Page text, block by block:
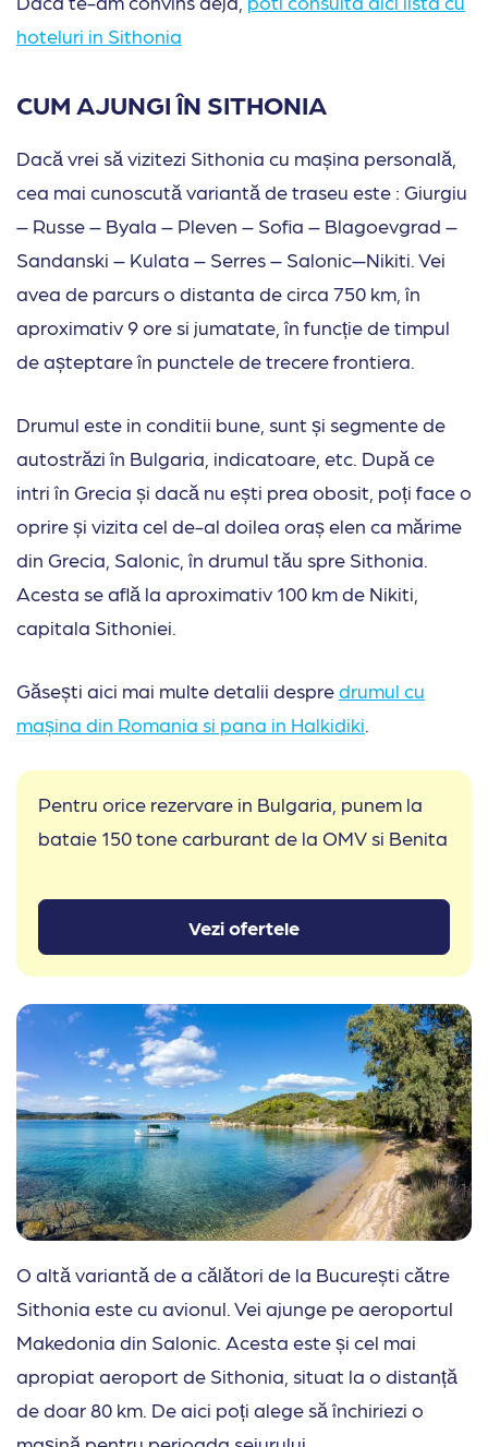
hoteluri in Sithonia
CUM AJUNGI ÎN SITHONIA
Dacă vrei să vizitezi Sithonia cu mașina personală,
cea mai cunoscută variantă de traseu este : Giurgiu
– Russe – Byala – Pleven – Sofia – Blagoevgrad –
Sandanski – Kulata – Serres – Salonic—Nikiti. Vei
avea de parcurs o distanta de circa 750 km, în
aproximativ 9 ore si jumatate, în funcție de timpul
de așteptare în punctele de trecere frontiera.
Drumul este in conditii bune, sunt și segmente de
autostrăzi în Bulgaria, indicatoare, etc. După ce
intri în Grecia și dacă nu ești prea obosit, poți face o
oprire și vizita cel de-al doilea oraș elen ca mărime
din Grecia, Salonic, în drumul tău spre Sithonia.
Acesta se află la aproximativ 100 km de Nikiti,
capitala Sithoniei.
Găsești aici mai multe detalii despredrumul cu
mașina din Romania si pana in Halkidiki
Pentru orice rezervare in Bulgaria, punem la
bataie 150 tone carburant de la OMV si Benita
Vezi ofertele
O altă variantă de a călători de la București către
Sithonia este cu avionul. Vei ajunge pe aeroportul
Makedonia din Salonic. Acesta este și cel mai
apropiat aeroport de Sithonia, situat la o distanță
de doar 80 km. De aici poți alege să închiriezi o